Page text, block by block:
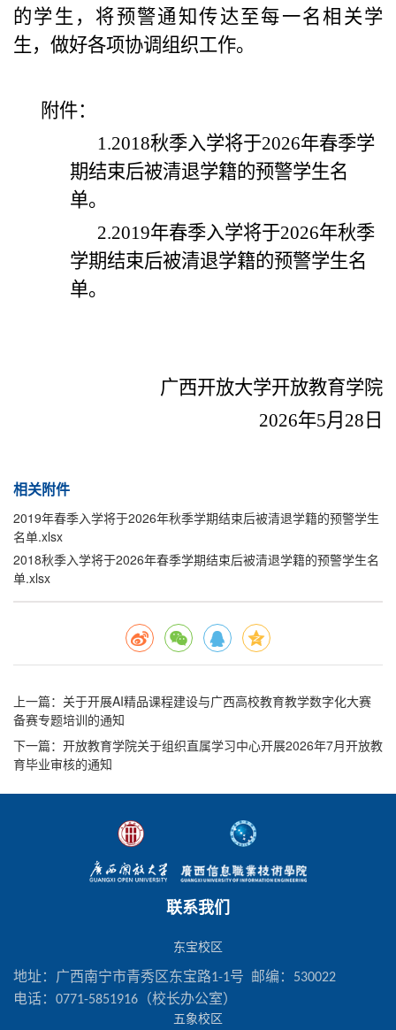
的学生 ，将预警通知传达至每一名相关学
生， 做好各项协调组织工作。
附件：
1.2018秋季入学将于2026年春季学
期结束后被清退学籍的预警学生名
单。
2.2019年春季入学将于2026年秋季
学期结束后被清退学籍的预警学生名
单。
广西开放大学开放教育学院
2026年5月 28 日
相关附件
2019年春季入学将于2026年秋季学期结束后被清退学籍的预警学生
名单.xlsx
2018秋季入学将于2026年春季学期结束后被清退学籍的预警学生名
单.xlsx
上一篇：关于开展AI精品课程建设与广西高校教育教学数字化大赛
备赛专题培训的通知
下一篇：开放教育学院关于组织直属学习中心开展2026年7月开放教
育毕业审核的通知
联系我们
东宝校区
地址：广西南宁市青秀区东宝路1-1号 邮编：530022
电话：0771-5851916（校长办公室）
五象校区